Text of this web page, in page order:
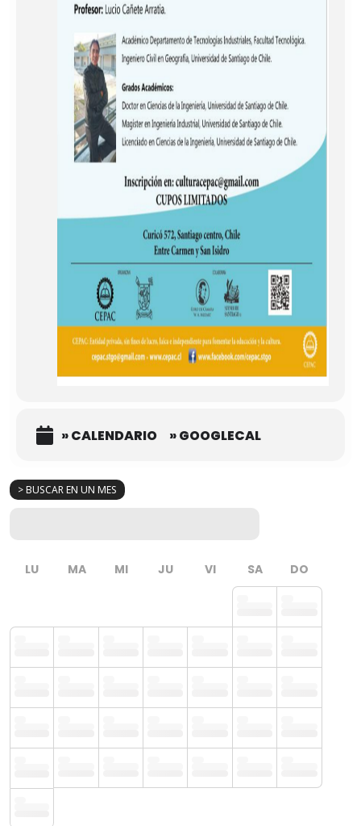
> BUSCAR EN UN MES
LU MA MI JU VI SA DO
» CALENDARIO » GOOGLECAL